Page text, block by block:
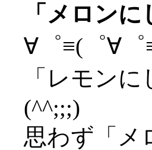
「メロン
∀゜≡(゜∀
「レモン
(^^;;;)
思わず「メ